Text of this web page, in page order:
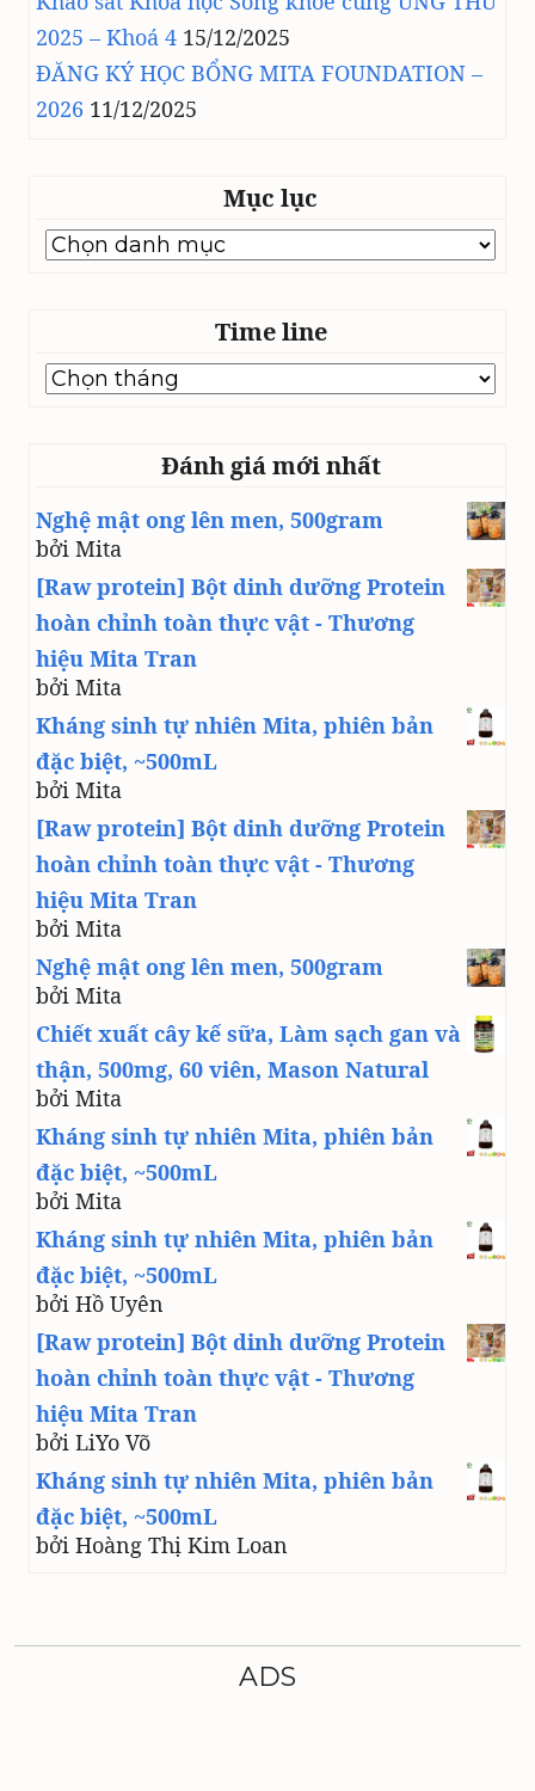
2025 – Khoá 4 15/12/2025
ĐĂNG KÝ HỌC BỔNG MITA FOUNDATION –
2026 11/12/2025
Mục lục
Mục
lục
Time line
Time
line
Đánh giá mới nhất
Nghệ mật ong lên men, 500gram
bởi Mita
[Raw protein] Bột dinh dưỡng Protein
hoàn chỉnh toàn thực vật - Thương
hiệu Mita Tran
bởi Mita
Kháng sinh tự nhiên Mita, phiên bản
đặc biệt, ~500mL
bởi Mita
[Raw protein] Bột dinh dưỡng Protein
hoàn chỉnh toàn thực vật - Thương
hiệu Mita Tran
bởi Mita
Nghệ mật ong lên men, 500gram
bởi Mita
Chiết xuất cây kế sữa, Làm sạch gan và
thận, 500mg, 60 viên, Mason Natural
bởi Mita
Kháng sinh tự nhiên Mita, phiên bản
đặc biệt, ~500mL
bởi Mita
Kháng sinh tự nhiên Mita, phiên bản
đặc biệt, ~500mL
bởi Hồ Uyên
[Raw protein] Bột dinh dưỡng Protein
hoàn chỉnh toàn thực vật - Thương
hiệu Mita Tran
bởi LiYo Võ
Kháng sinh tự nhiên Mita, phiên bản
đặc biệt, ~500mL
bởi Hoàng Thị Kim Loan
ADS